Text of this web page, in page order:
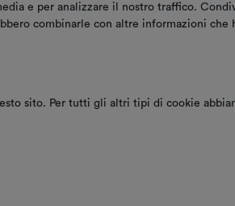
e per analizzare il nostro traffico.
combinarle con altre informazioni che
sito. Per tutti gli altri tipi di cookie